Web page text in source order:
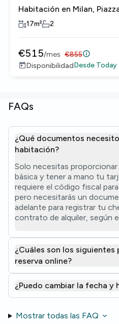
Habitación en Milan,
Adelaide di Savoia
17m² 2
€515/mes €855
DisponibilidadDesde Today
FAQs
¿Qué documentos
habitación?
Solo necesitas
básica y tener a mano tu
requiere el código fiscal
pero necesitarás un
adelante para registrar tu
contrato de alquiler, según
¿Cuáles son los siguientes
reserva online?
¿Puedo cambiar la fecha y
Mostrar todas las FAQ